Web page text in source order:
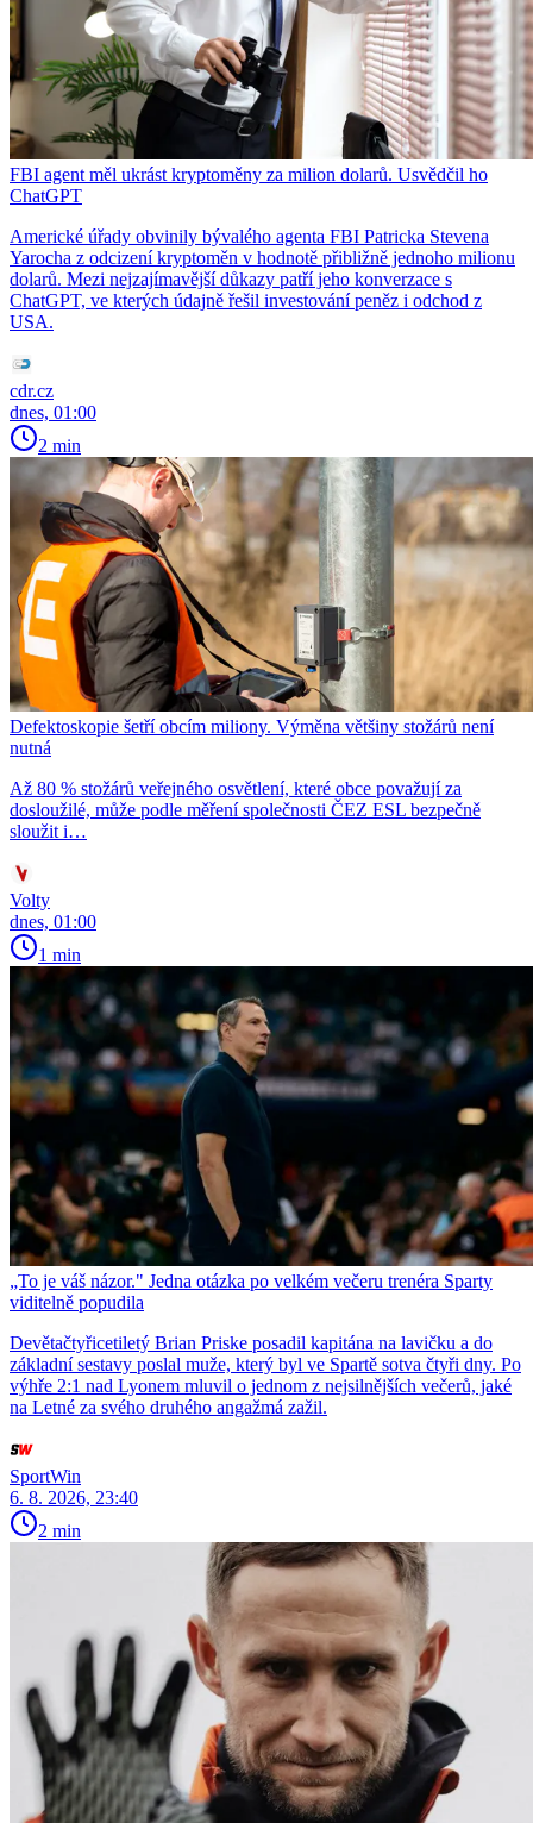
FBI agent měl ukrást kryptoměny za milion dolarů. Usvědčil ho
ChatGPT
Americké úřady obvinily bývalého agenta FBI Patricka Stevena
Yarocha z odcizení kryptoměn v hodnotě přibližně jednoho milionu
dolarů. Mezi nejzajímavější důkazy patří jeho konverzace s
ChatGPT, ve kterých údajně řešil investování peněz i odchod z
USA.
cdr.cz
dnes, 01:00
2 min
Defektoskopie šetří obcím miliony. Výměna většiny stožárů není
nutná
Až 80 % stožárů veřejného osvětlení, které obce považují za
dosloužilé, může podle měření společnosti ČEZ ESL bezpečně
sloužit i…
Volty
dnes, 01:00
1 min
„To je váš názor." Jedna otázka po velkém večeru trenéra Sparty
viditelně popudila
Devětačtyřicetiletý Brian Priske posadil kapitána na lavičku a do
základní sestavy poslal muže, který byl ve Spartě sotva čtyři dny. Po
výhře 2:1 nad Lyonem mluvil o jednom z nejsilnějších večerů, jaké
na Letné za svého druhého angažmá zažil.
SportWin
6. 8. 2026, 23:40
2 min